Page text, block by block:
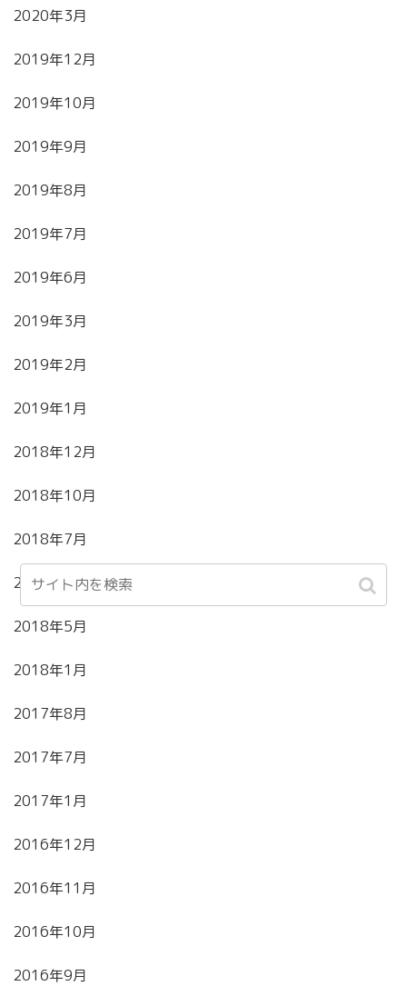
2020年3月
2019年12月
2019年10月
2019年9月
2019年8月
2019年7月
2019年6月
2019年3月
2019年2月
2019年1月
2018年12月
2018年10月
2018年7月
2018年6月
2018年5月
2018年1月
2017年8月
2017年7月
2017年1月
2016年12月
2016年11月
2016年10月
2016年9月